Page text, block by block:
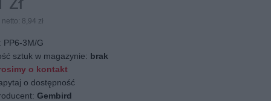
8,94 zł
PP6-3M/G
sztuk w magazynie: brak
o kontakt
o dostępność
Gembird